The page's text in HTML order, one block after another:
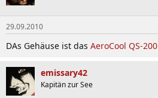
29.09.2010
DAs Gehäuse ist das AeroCool QS-200
emissary42
Kapitän zur See